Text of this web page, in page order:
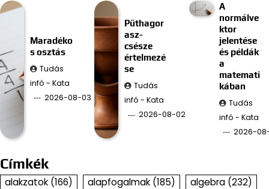
Maradéko
s osztás
Tudás
infó - Kata
2026-08-03
Püthagor
asz-
csésze
értelmezé
se
Tudás
infó - Kata
2026-08-02
A
normálve
ktor
jelentése
és példák
a
matemati
kában
Tudás
infó - Kata
2026-
Címkék
alakzatok (166) alapfogalmak (185) algebra (232)